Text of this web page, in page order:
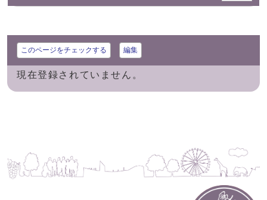
このページをチェックする 編集
現在登録されていません。